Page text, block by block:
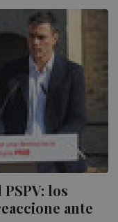
los
ante